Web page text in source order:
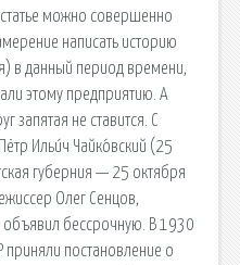
статье можно совершенно
написать историю
в данный период времени,
этому предприятию. А
запятая не ставится. С
Ильи́ч Чайко́вский (25
губерния — 25 октября
Олег Сенцов,
объявил бессрочную. В 1930
приняли постановление о